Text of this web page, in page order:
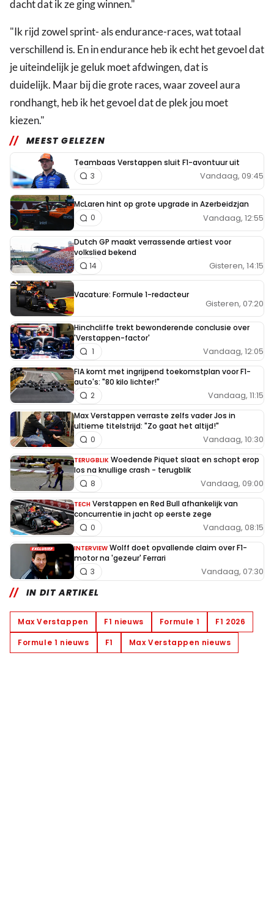
dacht dat ik ze ging winnen."
"Ik rijd zowel sprint- als endurance-races, wat totaal
verschillend is. En in endurance heb ik echt het gevoel dat
je uiteindelijk je geluk moet afdwingen, dat is
duidelijk. Maar bij die grote races, waar zoveel aura
rondhangt, heb ik het gevoel dat de plek jou moet
kiezen."
MEEST GELEZEN
Teambaas Verstappen sluit F1-avontuur uit
Vandaag, 09:45
3
McLaren hint op grote upgrade in Azerbeidzjan
Vandaag, 12:55
0
Dutch GP maakt verrassende artiest voor
volkslied bekend
Gisteren, 14:15
14
Vacature: Formule 1-redacteur
Gisteren, 07:20
Hinchcliffe trekt bewonderende conclusie over
'Verstappen-factor'
Vandaag, 12:05
1
FIA komt met ingrijpend toekomstplan voor F1-
auto's: "80 kilo lichter!"
Vandaag, 11:15
2
Max Verstappen verraste zelfs vader Jos in
ultieme titelstrijd: "Zo gaat het altijd!"
Vandaag, 10:30
0
TERUGBLIK Woedende Piquet slaat en schopt erop
los na knullige crash - terugblik
Vandaag, 09:00
8
TECH Verstappen en Red Bull afhankelijk van
concurrentie in jacht op eerste zege
Vandaag, 08:15
0
INTERVIEW Wolff doet opvallende claim over F1-
motor na 'gezeur' Ferrari
Vandaag, 07:30
3
IN DIT ARTIKEL
Max Verstappen F1 nieuws Formule 1
F1 2026
Formule 1 nieuws
F1 Max Verstappen nieuws